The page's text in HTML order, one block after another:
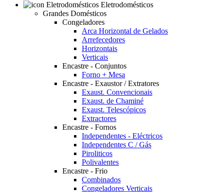
Eletrodomésticos
Grandes Domésticos
Congeladores
Arca Horizontal de Gelados
Arrefecedores
Horizontais
Verticais
Encastre - Conjuntos
Forno + Mesa
Encastre - Exaustor / Extratores
Exaust. Convencionais
Exaust. de Chaminé
Exaust. Telescópicos
Extractores
Encastre - Fornos
Independentes - Eléctricos
Independentes C / Gás
Piroliticos
Polivalentes
Encastre - Frio
Combinados
Congeladores Verticais